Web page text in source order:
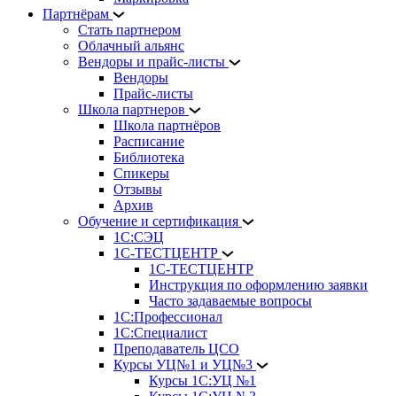
Партнёрам
Стать партнером
Облачный альянс
Вендоры и прайс-листы
Вендоры
Прайс-листы
Школа партнеров
Школа партнёров
Расписание
Библиотека
Спикеры
Отзывы
Архив
Обучение и сертификация
1С:СЭЦ
1С-ТЕСТЦЕНТР
1С-ТЕСТЦЕНТР
Инструкция по оформлению заявки
Часто задаваемые вопросы
1С:Профессионал
1С:Специалист
Преподаватель ЦСО
Курсы УЦ№1 и УЦ№3
Курсы 1С:УЦ №1